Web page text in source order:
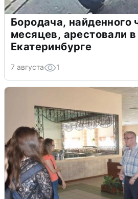
Бородача, найденного
месяцев, арестовали в
Екатеринбурге
7 августа 1